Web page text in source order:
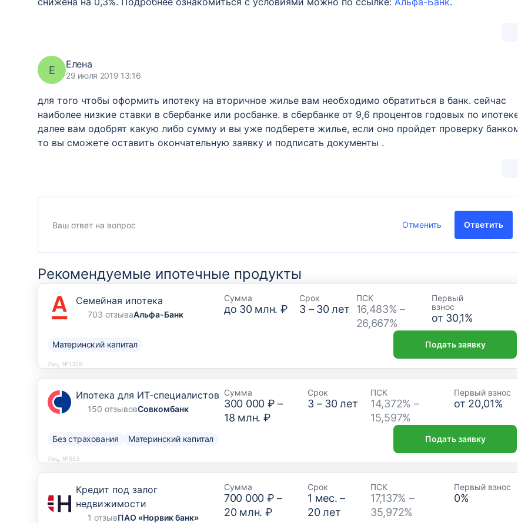
0
Е Елена
29 июля 2019 13:16
для того чтобы оформить ипотеку на вторичное жилье вам необходимо обратиться в банк. сейчас
наиболее низкие ставки в сбербанке или росбанке. в сбербанке от 9,6 процентов годовых по ипотеке.
далее вам одобрят какую либо сумму и вы уже подберете жилье, если оно пройдет проверку банком,
то вы сможете оставить окончательную заявку и подписать документы .
0
Отменить Ответить
Рекомендуемые ипотечные продукты
Семейная ипотека
703 отзываАльфа-Банк
Сумма
до 30 млн. ₽
Срок
3 – 30лет
ПСК
16,483% –
26,667%
Первый
взнос
от 30,1%
Материнский капитал Подать заявку
Лиц. №1326
Ипотека для ИТ-специалистов
150 отзывовСовкомбанк
Сумма
300 000 ₽ –
18 млн. ₽
Срок
3– 30лет
ПСК
14,372% –
15,597%
Первый взнос
от 20,01%
Без страхования Материнский капитал Подать заявку
Лиц. №963
Кредит под залог
недвижимости
1 отзывПАО «Норвик банк»
Сумма
700 000 ₽ –
20 млн. ₽
Срок
1 мес. –
20лет
ПСК
17,137% –
35,972%
Первый взнос
0%